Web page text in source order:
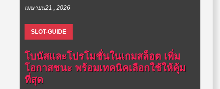
เมษายน21 , 2026
SLOT-GUIDE
โบนัสและโปรโมชั่นในเกมสล็อต เพิ่ม
โอกาสชนะ พร้อมเทคนิคเลือกใช้ให้คุ้ม
ที่สุด